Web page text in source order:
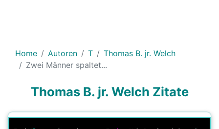
Home Autoren T
Thomas B. jr. Welch
Zwei Männer spaltet...
Thomas B. jr. Welch Zitate